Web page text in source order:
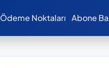
Ödeme Noktaları Abone